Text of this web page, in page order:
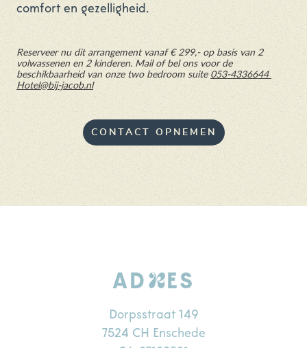
comfort en gezelligheid.
Reserveer nu dit arrangement vanaf€ 299,- op basis van 2
volwassenen en 2 kinderen. Mail of bel ons voor de
beschikbaarheid van onze two bedroom suite 053-4336644
Hotel@bij-jacob.nl
CONTACT OPNEMEN
AD RES
Dorpsstraat 149
7524 CH Enschede